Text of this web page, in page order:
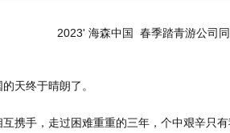
2023' 海森中国 春季踏青游公司
天终于晴朗了。
携手，走过困难重重的三年，个中艰辛只有